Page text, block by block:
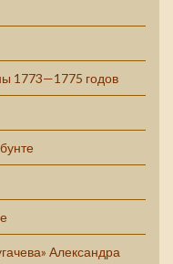
1773—1775 годов
Александра